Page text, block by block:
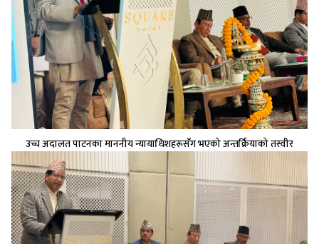
उच्च अदालत पाटनका माननीय न्यायाधिशहरूसँग भएको अन्तर्क्रियाको तस्वीर